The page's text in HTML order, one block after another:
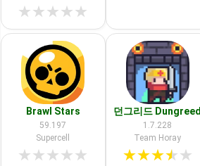
★★★★★
Brawl Stars
59.197
Supercell
★★★★★
던그리드 Dungreed
1.7.228
Team Horay
★★★★★